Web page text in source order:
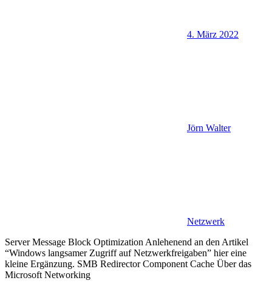
4. März 2022
Jörn Walter
Netzwerk
Server Message Block Optimization Anlehenend an den Artikel
“Windows langsamer Zugriff auf Netzwerkfreigaben” hier eine
kleine Ergänzung. SMB Redirector Component Cache Über das
Microsoft Networking